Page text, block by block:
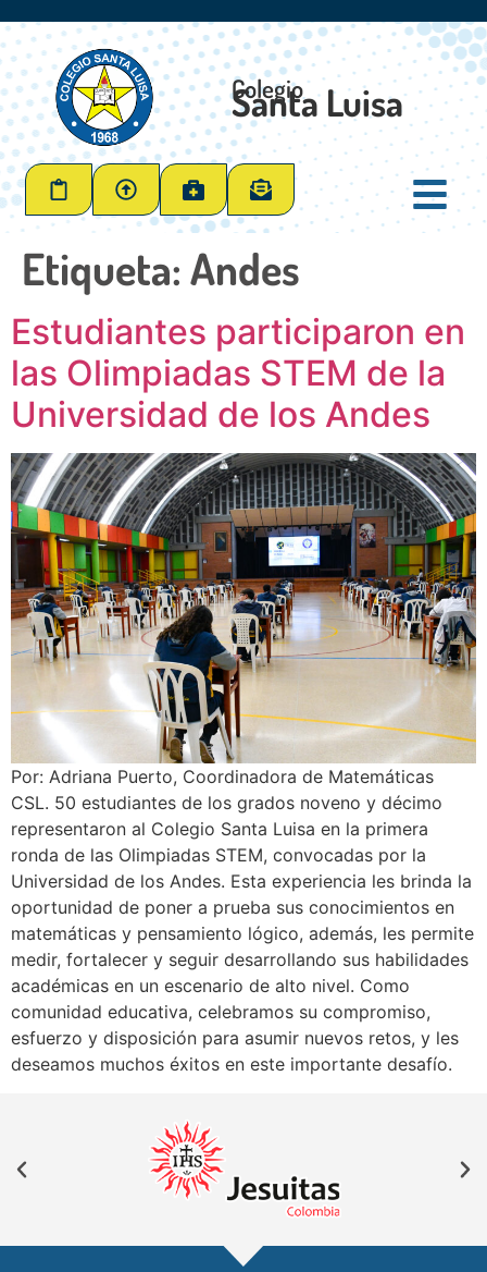
Colegio
Santa Luisa
Etiqueta: Andes
Estudiantes participaron en
las Olimpiadas STEM de la
Universidad de los Andes
Por: Adriana Puerto, Coordinadora de Matemáticas
CSL. 50 estudiantes de los grados noveno y décimo
representaron al Colegio Santa Luisa en la primera
ronda de las Olimpiadas STEM, convocadas por la
Universidad de los Andes. Esta experiencia les brinda la
oportunidad de poner a prueba sus conocimientos en
matemáticas y pensamiento lógico, además, les permite
medir, fortalecer y seguir desarrollando sus habilidades
académicas en un escenario de alto nivel. Como
comunidad educativa, celebramos su compromiso,
esfuerzo y disposición para asumir nuevos retos, y les
deseamos muchos éxitos en este importante desafío.